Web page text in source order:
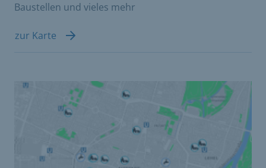
Baustellen und vieles mehr
zur Karte